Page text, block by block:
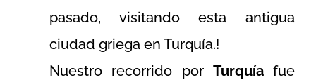
pasado, visitando esta antigua
ciudad griega en Turquía.!
Nuestro recorrido por Turquíafue